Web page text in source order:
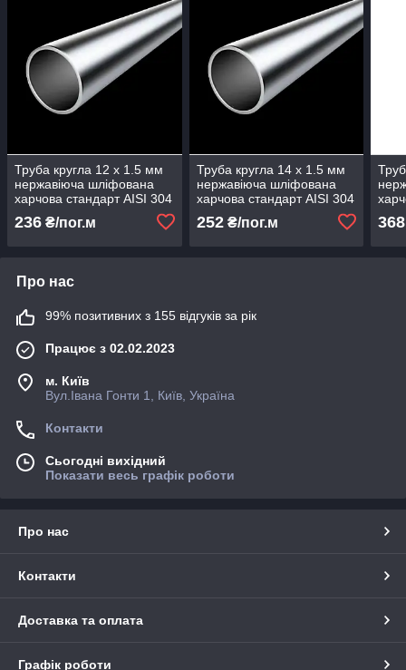
Труба кругла 12 х 1.5 мм
нержавіюча шліфована
харчова стандарт AISI 304
236 ₴/пог.м
Труба кругла 14 х 1.5 мм
нержавіюча шліфована
харчова стандарт AISI 304
252₴/пог.м 368
Про нас
99% позитивних з 155 відгуків за рік
Працює з 02.02.2023
м. Київ
Вул.Івана Гонти 1, Київ, Україна
Контакти
Сьогодні вихідний
Показати весь графік роботи
Про нас
Контакти
Доставка та оплата
Графік роботи